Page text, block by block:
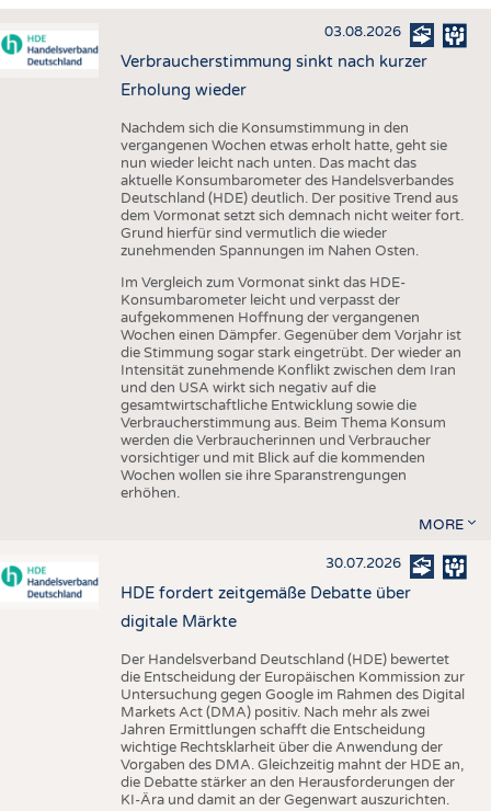
HAUS- UND HEIMTEXTILIEN
BEKLEIDUNG
AUSSCHREIBUNGEN
DTV AUSSCHREIBUNGSDIENST
STATISTICS
ADRESSEN & LINKS
PUBLIKATIONEN
TERMINE
BRANCHENTERMINE
03.08.2026
Verbraucherstimmung sinkt nach kurzer
Erholung wieder
Nachdem sich die Konsumstimmung in den
vergangenen Wochen etwas erholt hatte, geht sie
nun wieder leicht nach unten. Das macht das
aktuelle Konsumbarometer des Handelsverbandes
Deutschland (HDE) deutlich. Der positive Trend aus
dem Vormonat setzt sich demnach nicht weiter fort.
Grund hierfür sind vermutlich die wieder
zunehmenden Spannungen im Nahen Osten.
Im Vergleich zum Vormonat sinkt das HDE-
Konsumbarometer leicht und verpasst der
aufgekommenen Hoffnung der vergangenen
Wochen einen Dämpfer. Gegenüber dem Vorjahr ist
die Stimmung sogar stark eingetrübt. Der wieder an
Intensität zunehmende Konflikt zwischen dem Iran
und den USA wirkt sich negativ auf die
gesamtwirtschaftliche Entwicklung sowie die
Verbraucherstimmung aus. Beim Thema Konsum
werden die Verbraucherinnen und Verbraucher
vorsichtiger und mit Blick auf die kommenden
Wochen wollen sie ihre Sparanstrengungen
erhöhen.
MORE
30.07.2026
HDE fordert zeitgemäße Debatte über
digitale Märkte
Der Handelsverband Deutschland (HDE) bewertet
die Entscheidung der Europäischen Kommission zur
Untersuchung gegen Google im Rahmen des Digital
Markets Act (DMA) positiv. Nach mehr als zwei
Jahren Ermittlungen schafft die Entscheidung
wichtige Rechtsklarheit über die Anwendung der
Vorgaben des DMA. Gleichzeitig mahnt der HDE an,
die Debatte stärker an den Herausforderungen der
KI-Ära und damit an der Gegenwart auszurichten.